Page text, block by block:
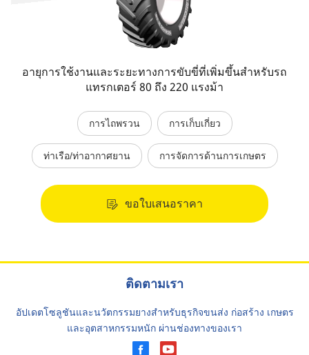
อายุการใช้งานและระยะทางการขับขี่ที่เพิ่มขึ้นสำหรับรถ
แทรกเตอร์ 80 ถึง 220 แรงม้า
การไถพรวน การเก็บเกี่ยว
ท่าเรือ/ท่าอากาศยาน การจัดการด้านการเกษตร
ขอใบเสนอราคา
ติดตามเรา
อัปเดตโซลูชันและนวัตกรรมยางสำหรับธุรกิจขนส่ง ก่อสร้าง เกษตร
และอุตสาหกรรมหนัก ผ่านช่องทางของเรา